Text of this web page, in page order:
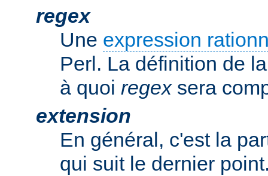
regex
Une expression
Perl. La définition de
à quoi regexsera
extension
En général, c'est la
qui suit le dernier